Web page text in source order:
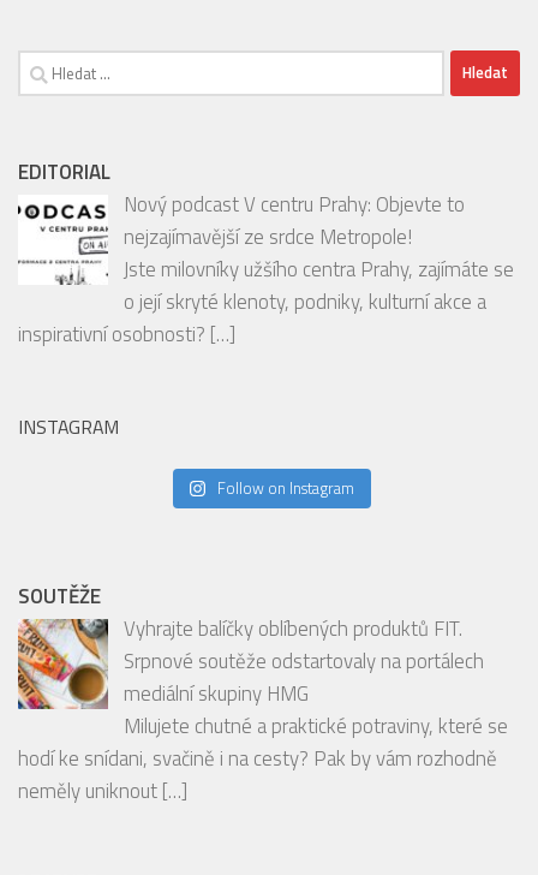
Vyhledávání
Nový podcast V centru Prahy: Objevte to
nejzajímavější ze srdce Metropole!
Jste milovníky užšího centra Prahy, zajímáte se
o její skryté klenoty, podniky, kulturní akce a
inspirativní osobnosti? […]
Follow on Instagram
SOUTĚŽE
Vyhrajte balíčky oblíbených produktů FIT.
Srpnové soutěže odstartovaly na portálech
mediální skupiny HMG
Milujete chutné a praktické potraviny, které se
hodí ke snídani, svačině i na cesty? Pak by vám rozhodně
neměly uniknout […]